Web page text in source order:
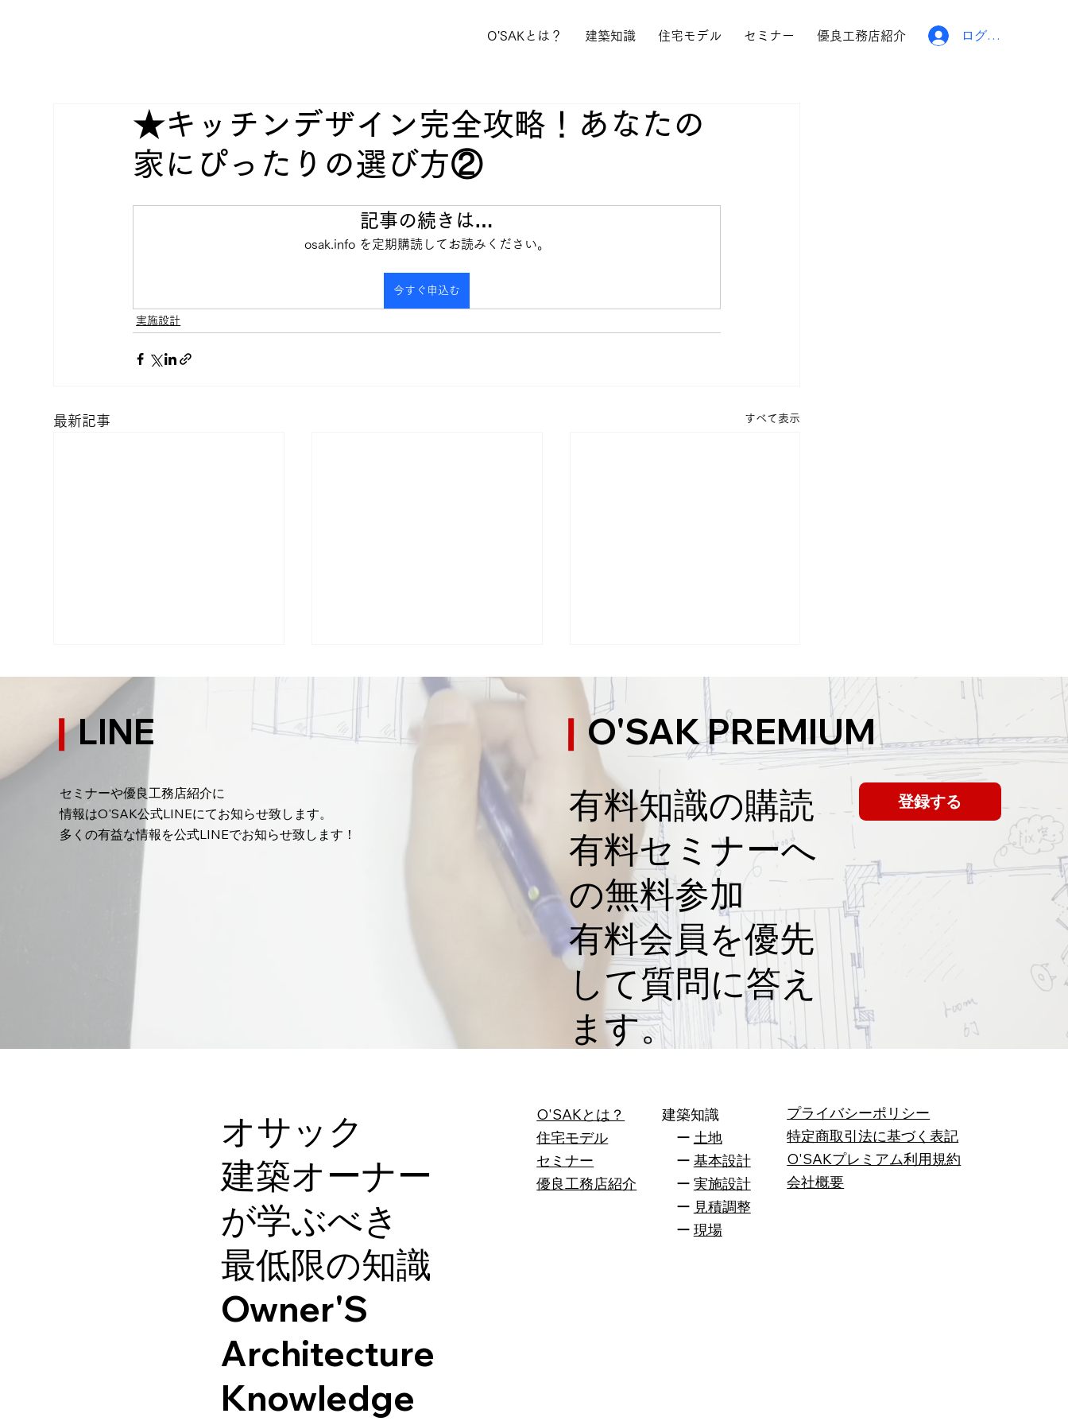
O'SAKとは？ 建築知識 住宅モデル セミナー 優良工務店紹介 ログイン
★キッチンデザイン完全攻略！あなたの
家にぴったりの選び方②
記事の続きは…
osak.info を定期購読してお読みください。
今すぐ申込む
実施設計
最新記事 すべて表示
【実施】自分達に適した外構
のメーカー比較②
家の外構に関してプロ任せの皆さ
【実施】照明の極意！間接照
明の活用術②
アミーゴ小池です！！
【実施】階段を制した建築の
プロが建物を制す②
アミーゴ小池です！！
LINE
セミナーや優良工務店紹介に
情報はO'SAK公式LINEにてお知らせ致します。
​多くの有益な情報を公式LINEでお知らせ致します！
O'SAK PREMIUM
有料知識の購読
​有料セミナーへ
の無料参加
​有料会員を優先
して質問に答え
ます。
登録する
オサック
建築オーナー
が学ぶべき
最低限の知識
Owner'S
Architecture
Knowledge
O'SAKとは？
住宅モデル
セミナー
​優良工務店紹介
建築知識
ー 土地
ー 基本設計
ー 実施設計
ー 見積調整
ー 現場
プライバシーポリシー
特定商取引法に基づく表記
O'SAKプレミアム利用規約
会社概要